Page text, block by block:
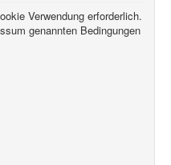
Verwendung erforderlich.
genannten Bedingungen